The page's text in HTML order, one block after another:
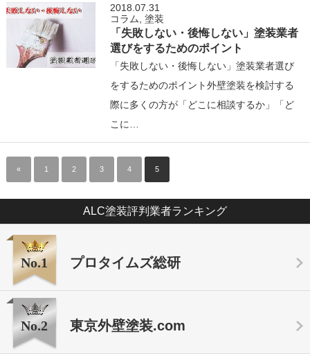
2018.07.31
コラム
,塗装
「失敗しない・後悔しない」塗装業者
選びをするためのポイント
「失敗しない・後悔しない」塗装業者選び
をするためのポイント外壁塗装を検討する
際に多くの方が「どこに相談するか」「ど
こに…
« 1 2 3 4 5
ALC塗装評判業者ランキング
No.1 プロタイムズ総研
No.2 東京外壁塗装.com